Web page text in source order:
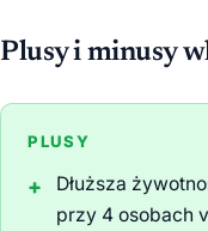
Plusy i minusy
PLUSY
Dłuższa
przy 4 osobach